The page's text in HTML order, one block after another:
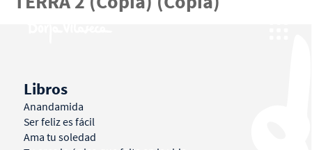
Libros
Anandamida
Ser feliz es fácil
Ama tu soledad